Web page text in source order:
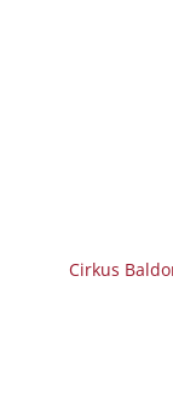
Cirkus